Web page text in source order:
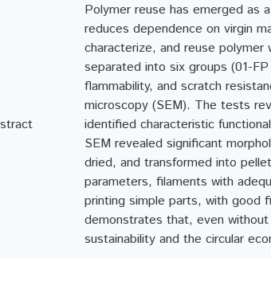
Polymer reuse has emerged as
reduces dependence on virgin
characterize, and reuse
separated into six groups (01-
flammability, and scratch
microscopy (SEM). The tests
identified characteristic
SEM revealed significant
dried, and transformed into
parameters, filaments with
printing simple parts, with good
demonstrates that, even
sustainability and the circular